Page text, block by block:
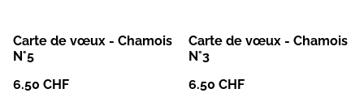
Carte de vœux - Chamois
N°5
6.50 CHF
Carte de vœux - Chamois
N°3
6.50 CHF